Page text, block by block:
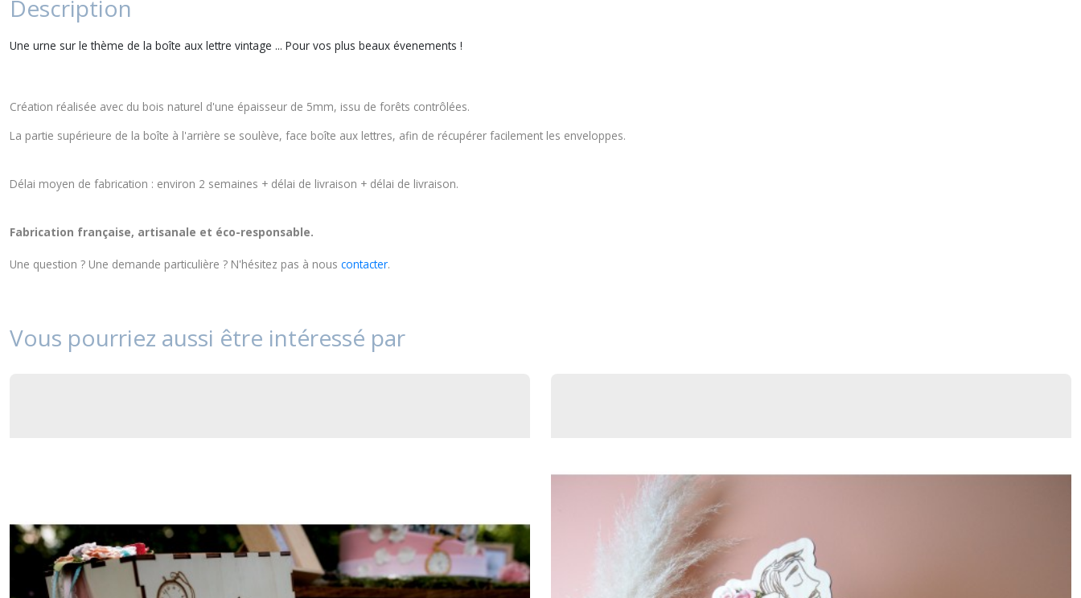
Description
Une urne sur le thème de la boîte aux lettre vintage ... Pour vos plus beaux évenements !
Création réalisée avec du bois naturel d'une épaisseur de 5mm, issu de forêts contrôlées.
La partie supérieure de la boîte à l'arrière se soulève, face boîte aux lettres, afin de récupérer facilement les enveloppes.
Délai moyen de fabrication : environ 2 semaines + délai de livraison + délai de livraison.
Fabrication française, artisanale et éco-responsable.
Une question ? Une demande particulière ? N'hésitez pas à nous contacter.
Vous pourriez aussi être intéressé par